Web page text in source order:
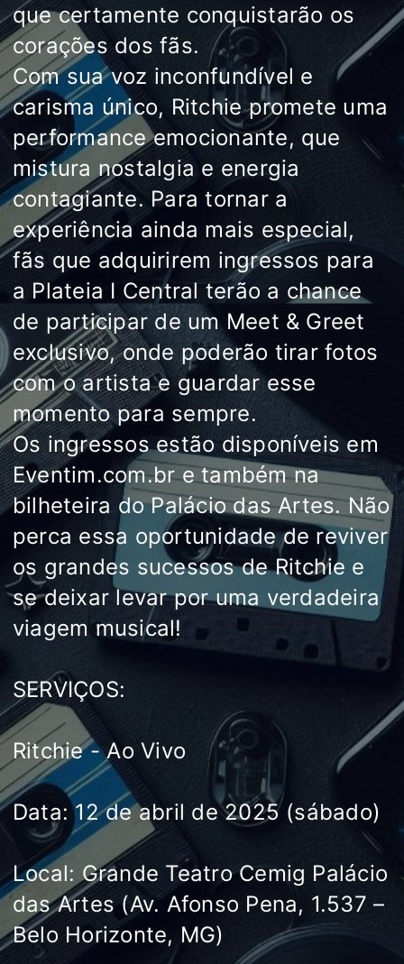
que certamente conquistarão os
corações dos fãs.
Com sua voz inconfundível e
carisma único, Ritchie promete uma
performance emocionante, que
mistura nostalgia e energia
contagiante. Para tornar a
experiência ainda mais especial,
fãs que adquirirem ingressos para
a Plateia I Central terão a chance
de participar de um Meet & Greet
exclusivo, onde poderão tirar fotos
com o artista e guardar esse
momento para sempre.
Os ingressos estão disponíveis em
Eventim.com.br e também na
bilheteira do Palácio das Artes. Não
perca essa oportunidade de reviver
os grandes sucessos de Ritchie e
se deixar levar por uma verdadeira
viagem musical!
SERVIÇOS:
Ritchie - Ao Vivo
Data: 12 de abril de 2025 (sábado)
Local: Grande Teatro Cemig Palácio
das Artes (Av. Afonso Pena, 1.537 –
Belo Horizonte, MG)